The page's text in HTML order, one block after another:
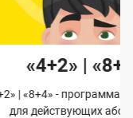
Получите
3 месяца